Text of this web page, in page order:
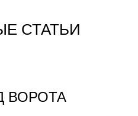
СТАТЬИ
ВОРОТА